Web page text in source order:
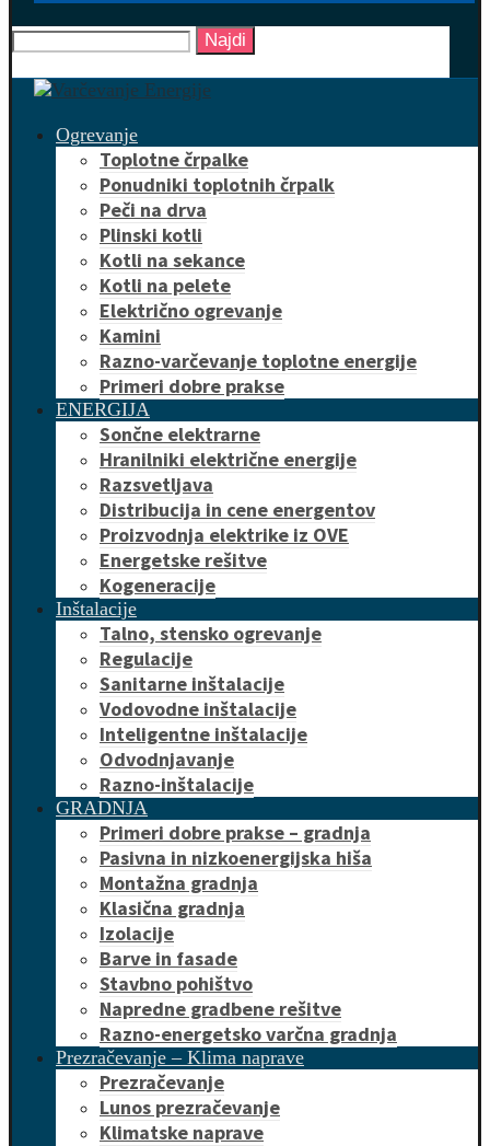
Najdi
Ogrevanje
Toplotne črpalke
Ponudniki toplotnih črpalk
Peči na drva
Plinski kotli
Kotli na sekance
Kotli na pelete
Električno ogrevanje
Kamini
Razno-varčevanje toplotne energije
Primeri dobre prakse
ENERGIJA
Sončne elektrarne
Hranilniki električne energije
Razsvetljava
Distribucija in cene energentov
Proizvodnja elektrike iz OVE
Energetske rešitve
Kogeneracije
Inštalacije
Talno, stensko ogrevanje
Regulacije
Sanitarne inštalacije
Vodovodne inštalacije
Inteligentne inštalacije
Odvodnjavanje
Razno-inštalacije
GRADNJA
Primeri dobre prakse – gradnja
Pasivna in nizkoenergijska hiša
Montažna gradnja
Klasična gradnja
Izolacije
Barve in fasade
Stavbno pohištvo
Napredne gradbene rešitve
Razno-energetsko varčna gradnja
Prezračevanje – Klima naprave
Prezračevanje
Lunos prezračevanje
Klimatske naprave